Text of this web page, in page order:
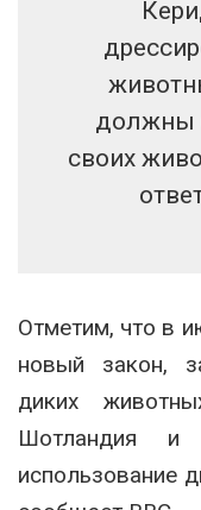
должны
своих
Отметим, что в
новый закон,
диких
Шотландия и
использование